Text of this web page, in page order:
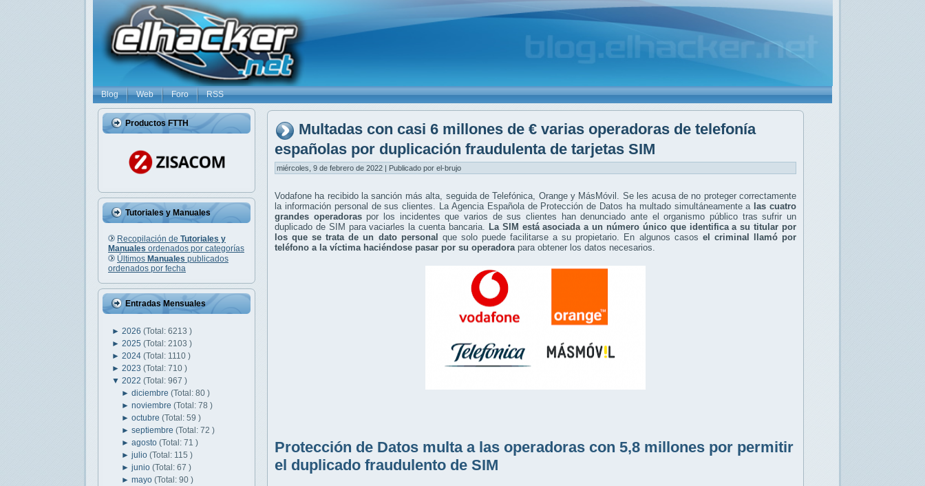
Blog Web Foro RSS
Productos FTTH
Tutoriales y Manuales
Recopilación de Tutoriales y
Manuales ordenados por categorías
Últimos Manuales publicados
ordenados por fecha
Entradas Mensuales
► 2026 (Total: 6213 )
► 2025 (Total: 2103 )
► 2024 (Total: 1110 )
► 2023 (Total: 710 )
▼ 2022 (Total: 967 )
►diciembre(Total: 80 )
►noviembre(Total: 78 )
►octubre(Total: 59 )
►septiembre(Total: 72 )
►agosto(Total: 71 )
►julio(Total: 115 )
►junio(Total: 67 )
►mayo(Total: 90 )
Multadas con casi 6 millones de € varias operadoras de telefonía
españolas por duplicación fraudulenta de tarjetas SIM
miércoles, 9 de febrero de 2022 | Publicado por el-brujo
Vodafone ha recibido la sanción más alta, seguida de Telefónica, Orange y MásMóvil. Se les acusa de no proteger correctamente
la información personal de sus clientes. La Agencia Española de Protección de Datos ha multado simultáneamente a las cuatro
grandes operadoraspor los incidentes que varios de sus clientes han denunciado ante el organismo público tras sufrir un
duplicado de SIM para vaciarles la cuenta bancaria.
La SIM está asociada a un número único que identifica a su titular por
los que se trata de un dato personal
que solo puede facilitarse a su propietario. En algunos casos el criminal llamó por
teléfono a la víctima haciéndose pasar por su operadora para obtener los datos necesarios.
Protección de Datos multa a las operadoras con 5,8 millones por permitir
el duplicado fraudulento de SIM